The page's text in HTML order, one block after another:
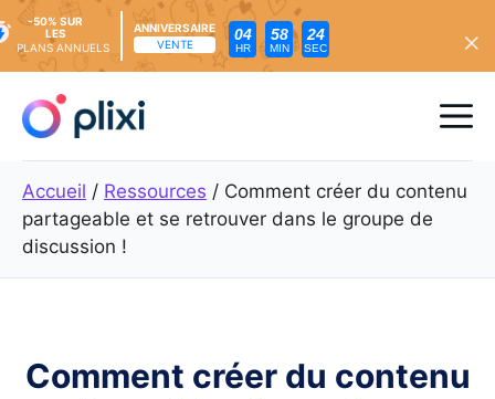
content
-50% SUR
LES
PLANS ANNUELS
ANNIVERSAIRE
VENTE
04
HR
58
MIN
22
SEC
Accueil / Ressources / Comment créer du contenu
partageable et se retrouver dans le groupe de
discussion !
Comment créer du contenu